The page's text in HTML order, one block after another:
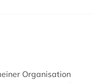
Organisation